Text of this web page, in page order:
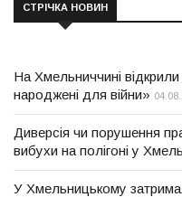
СТРІЧКА НОВИН
На Хмельниччині
народжені для війни»
Диверсія чи порушення
вибухи на полігоні у
У Хмельницькому